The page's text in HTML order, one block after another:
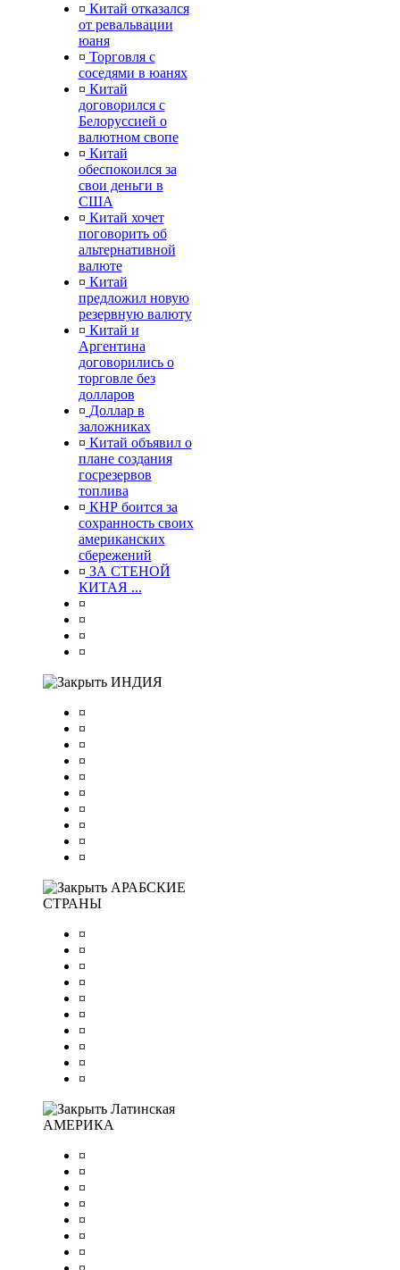
¤ Китай отказался
от ревальвации
юаня
¤ Торговля с
соседями в юанях
¤ Китай
договорился с
Белоруссией о
валютном свопе
¤ Китай
обеспокоился за
свои деньги в
США
¤ Китай хочет
поговорить об
альтернативной
валюте
¤ Китай
предложил новую
резервную валюту
¤ Китай и
Аргентина
договорились о
торговле без
долларов
¤ Доллар в
заложниках
¤ Китай объявил о
плане создания
госрезервов
топлива
¤ КНР боится за
сохранность своих
американских
сбережений
¤ ЗА СТЕНОЙ
КИТАЯ ...
¤
¤
¤
¤
ИНДИЯ
¤
¤
¤
¤
¤
¤
¤
¤
¤
¤
АРАБСКИЕ
СТРАНЫ
¤
¤
¤
¤
¤
¤
¤
¤
¤
¤
Латинская
АМЕРИКА
¤
¤
¤
¤
¤
¤
¤